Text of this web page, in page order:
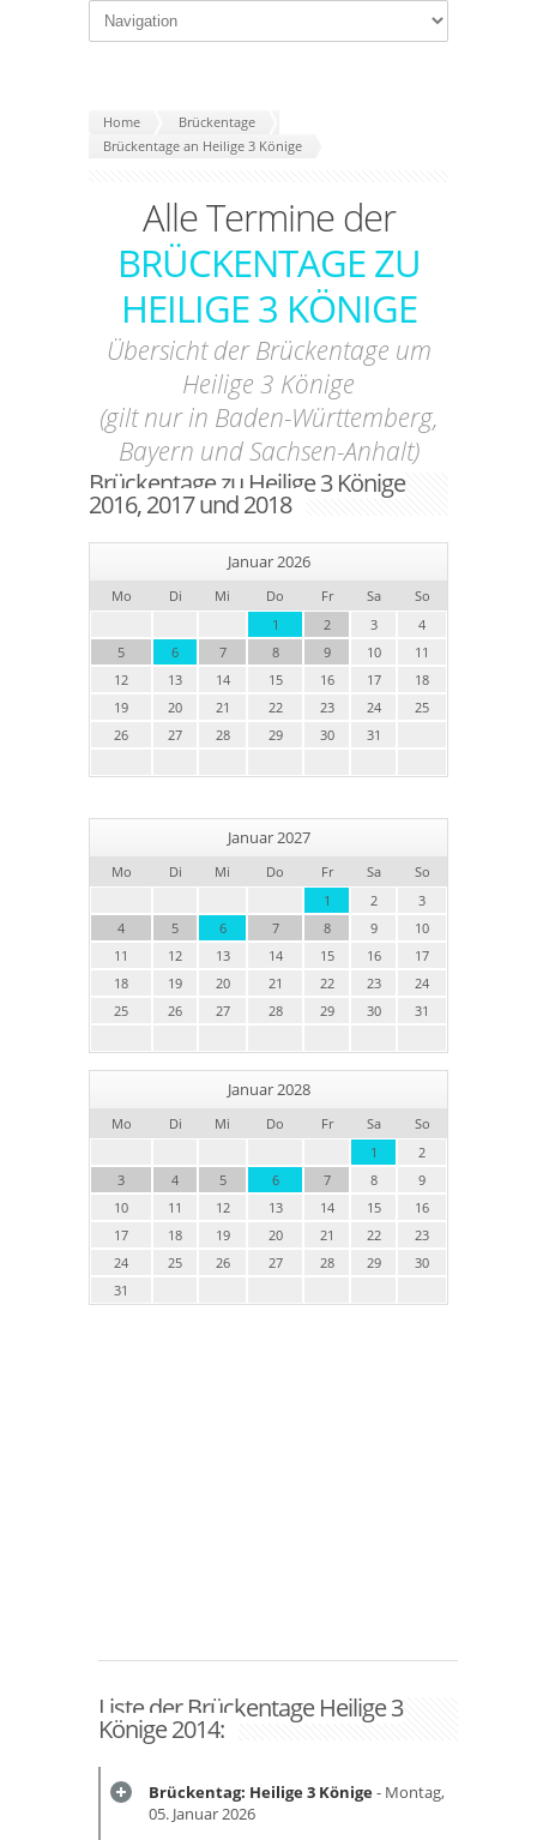
Home
Brückentage
Brückentage an Heilige 3 Könige
Alle Termine der
BRÜCKENTAGE ZU
HEILIGE 3 KÖNIGE
Übersicht der Brückentage um
Heilige 3 Könige
(gilt nur in Baden-Württemberg,
Bayern und Sachsen-Anhalt)
Brückentage zu Heilige 3 Könige
2016, 2017 und 2018
Januar 2026
Mo Di Mi Do Fr Sa
So
1
2 3
4
5
6 7 8 9 10
11
12
13 14 15 16 17
18
19
20 21 22 23 24
25
26
27 28 29 30 31
Januar 2027
Mo Di Mi Do Fr Sa
So
1
2
3
4
5 6 7 8 9
10
11
12 13 14 15 16
17
18
19 20 21 22 23
24
25
26 27 28 29 30 31
Januar 2028
Mo Di Mi Do Fr Sa
So
1
2
3
4 5 6 7 8
9
10
11 12 13 14 15
16
17
18 19 20 21 22
23
24
25 26 27 28 29
30
31
Liste der Brückentage Heilige 3
Könige 2014:
Brückentag: Heilige 3 Könige- Montag,
05. Januar 2026